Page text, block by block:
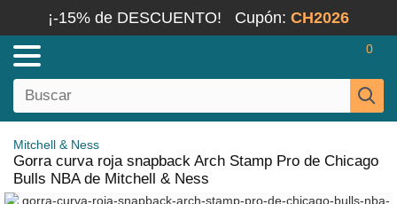
¡-15% de DESCUENTO! Cupón: CH2026
0
Mitchell & Ness
Gorra curva roja snapback Arch Stamp Pro de Chicago
Bulls NBA de Mitchell & Ness